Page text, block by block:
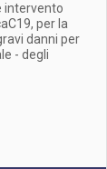
intervento
per la
danni per
- degli